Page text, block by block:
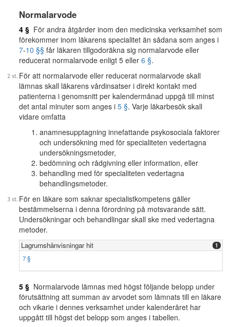
Normalarvode
4 § För andra åtgärder inom den medicinska verksamhet som
förekommer inom läkarens specialitet än sådana som anges i
7-10 §§ får läkaren tillgodoräkna sig normalarvode eller
reducerat normalarvode enligt 5 eller 6 §.
För att normalarvode eller reducerat normalarvode skall
lämnas skall läkarens vårdinsatser i direkt kontakt med
patienterna i genomsnitt per kalendermånad uppgå till minst
det antal minuter som anges i 5 §. Varje läkarbesök skall
vidare omfatta
anamnesupptagning innefattande psykosociala faktorer
och undersökning med för specialiteten vedertagna
undersökningsmetoder,
bedömning och rådgivning eller information, eller
behandling med för specialiteten vedertagna
behandlingsmetoder.
För en läkare som saknar specialistkompetens gäller
bestämmelserna i denna förordning på motsvarande sätt.
Undersökningar och behandlingar skall ske med vedertagna
metoder.
Lagrumshänvisningar hit 1
7 §
5 § Normalarvode lämnas med högst följande belopp under
förutsättning att summan av arvodet som lämnats till en läkare
och vikarie i dennes verksamhet under kalenderåret har
uppgått till högst det belopp som anges i tabellen.